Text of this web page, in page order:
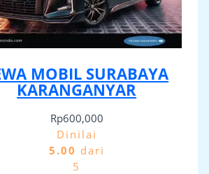
MOBIL SURABAYA
KARANGANYAR
Rp600,000
Dinilai
5.00 dari
5